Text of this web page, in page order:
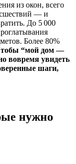
из окон, всего
— и
До 5 000
Более 80%
“мой дом —
вовремя увидеть
шаги,
нужно